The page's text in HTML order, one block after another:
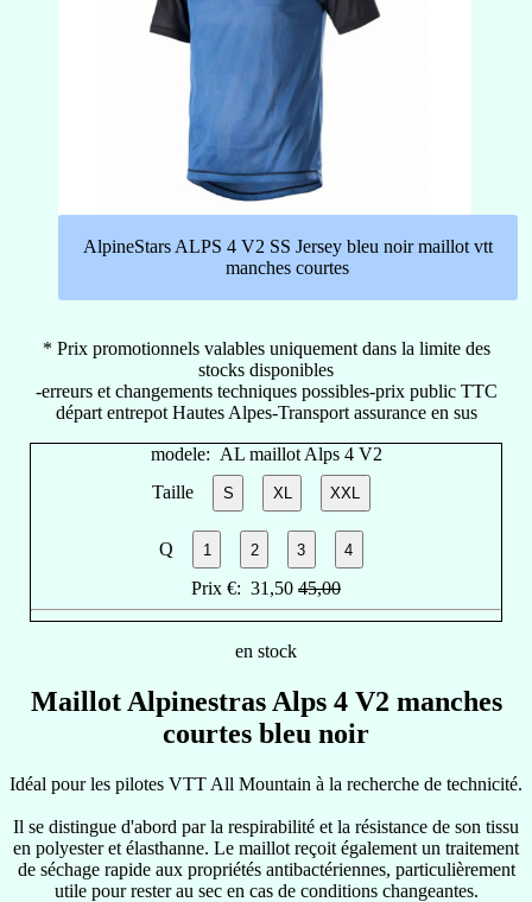
AlpineStars ALPS 4 V2 SS Jersey bleu noir maillot vtt
manches courtes
* Prix promotionnels valables uniquement dans la limite des
stocks disponibles
-erreurs et changements techniques possibles-prix public TTC
départ entrepot Hautes Alpes-Transport assurance en sus
modele: AL maillot Alps 4 V2
Taille
S XL XXL
Q 1 2 3 4
Prix €: 31,50 45,00
en stock
Maillot Alpinestras Alps 4 V2 manches
courtes bleu noir
Idéal pour les pilotes VTT All Mountain à la recherche de technicité.
Il se distingue d'abord par la respirabilité et la résistance de son tissu
en polyester et élasthanne. Le maillot reçoit également un traitement
de séchage rapide aux propriétés antibactériennes, particulièrement
utile pour rester au sec en cas de conditions changeantes.